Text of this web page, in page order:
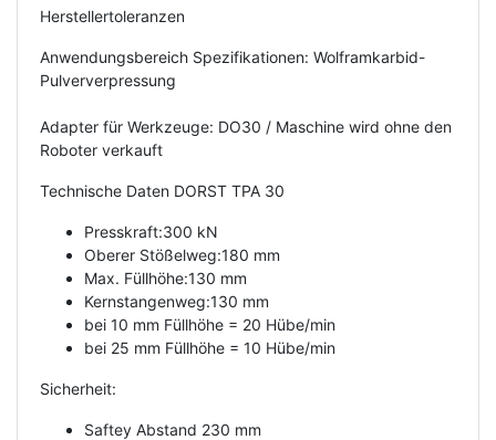
Herstellertoleranzen
Anwendungsbereich Spezifikationen: Wolframkarbid-
Pulververpressung
Adapter für Werkzeuge: DO30 / Maschine wird ohne den
Roboter verkauft
Technische Daten DORST TPA 30
Presskraft:300 kN
Oberer Stößelweg:180 mm
Max. Füllhöhe:130 mm
Kernstangenweg:130 mm
bei 10 mm Füllhöhe = 20 Hübe/min
bei 25 mm Füllhöhe = 10 Hübe/min
Sicherheit:
Saftey Abstand 230 mm